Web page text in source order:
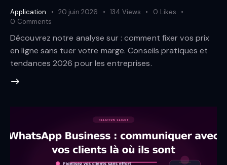
Application 20 juin 2026 134 Views 0 Likes
0 Comments
Découvrez notre analyse sur : comment fixer vos prix
en ligne sans tuer votre marge. Conseils pratiques et
tendances 2026 pour les entreprises.